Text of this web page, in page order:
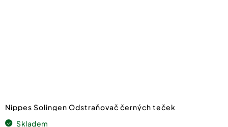
Nippes Solingen Odstraňovač černých teček
Skladem